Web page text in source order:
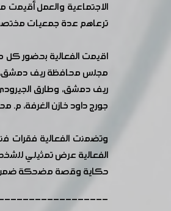
ترعاهم عدة جمعيات
اقيمت الفعالية بحضور كل
مجلس محافظة ريف دمشق،
ريف دمشق، وطارق
جورج داود خازن الغرفة،
وتضمنت الفعالية فقرات
الفعالية عرض تمثيلي
حكاية وقصة مضحكة ضمن